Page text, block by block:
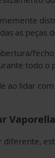
as peças
todo o
ao lidar
Vaporella